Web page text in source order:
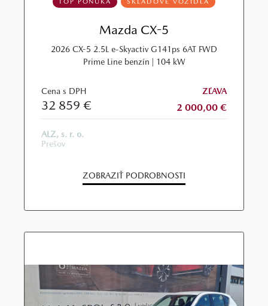
TOP PONUKA SKLADOVÉ VOZIDLÁ
Mazda CX-5
2026 CX-5 2.5L e-Skyactiv G141ps 6AT FWD
Prime Line benzín | 104 kW
Cena s DPH
32 859 €
ZĽAVA
2 000,00 €
ALZ, s. r. o.
Prešov
ZOBRAZIŤ PODROBNOSTI